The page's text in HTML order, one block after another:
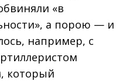
«в
а порою — и
например, с
который